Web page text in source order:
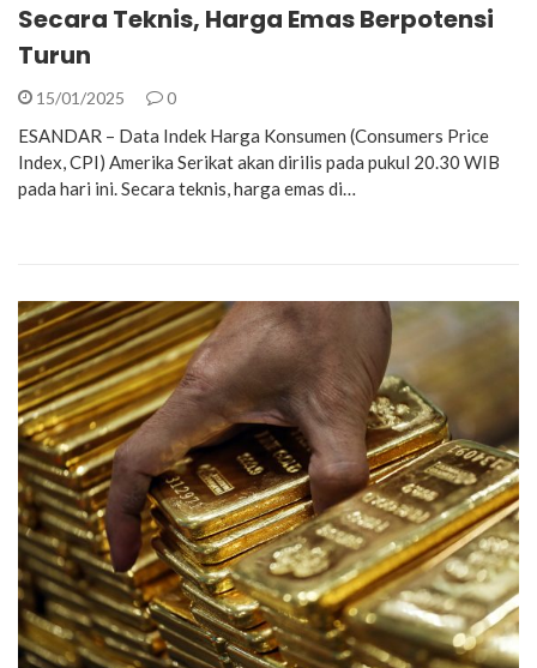
Secara Teknis, Harga Emas Berpotensi
Turun
15/01/2025 0
ESANDAR – Data Indek Harga Konsumen (Consumers Price
Index, CPI) Amerika Serikat akan dirilis pada pukul 20.30 WIB
pada hari ini. Secara teknis, harga emas di…